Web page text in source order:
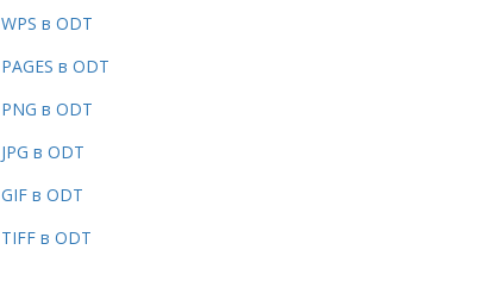
WPS в ODT
PAGES в ODT
PNG в ODT
JPG в ODT
GIF в ODT
TIFF в ODT